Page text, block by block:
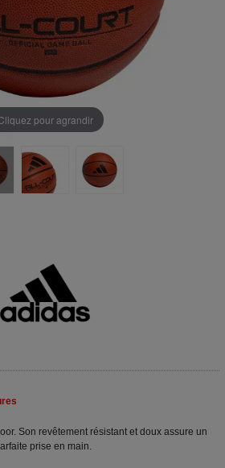
pour agrandir
Son revêtement résistant et doux assure un
prise en main.